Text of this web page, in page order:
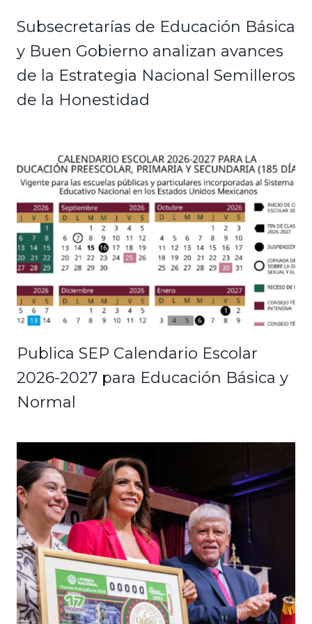
Subsecretarías de Educación Básica
y Buen Gobierno analizan avances
de la Estrategia Nacional Semilleros
de la Honestidad
Publica SEP Calendario Escolar
2026-2027 para Educación Básica y
Normal